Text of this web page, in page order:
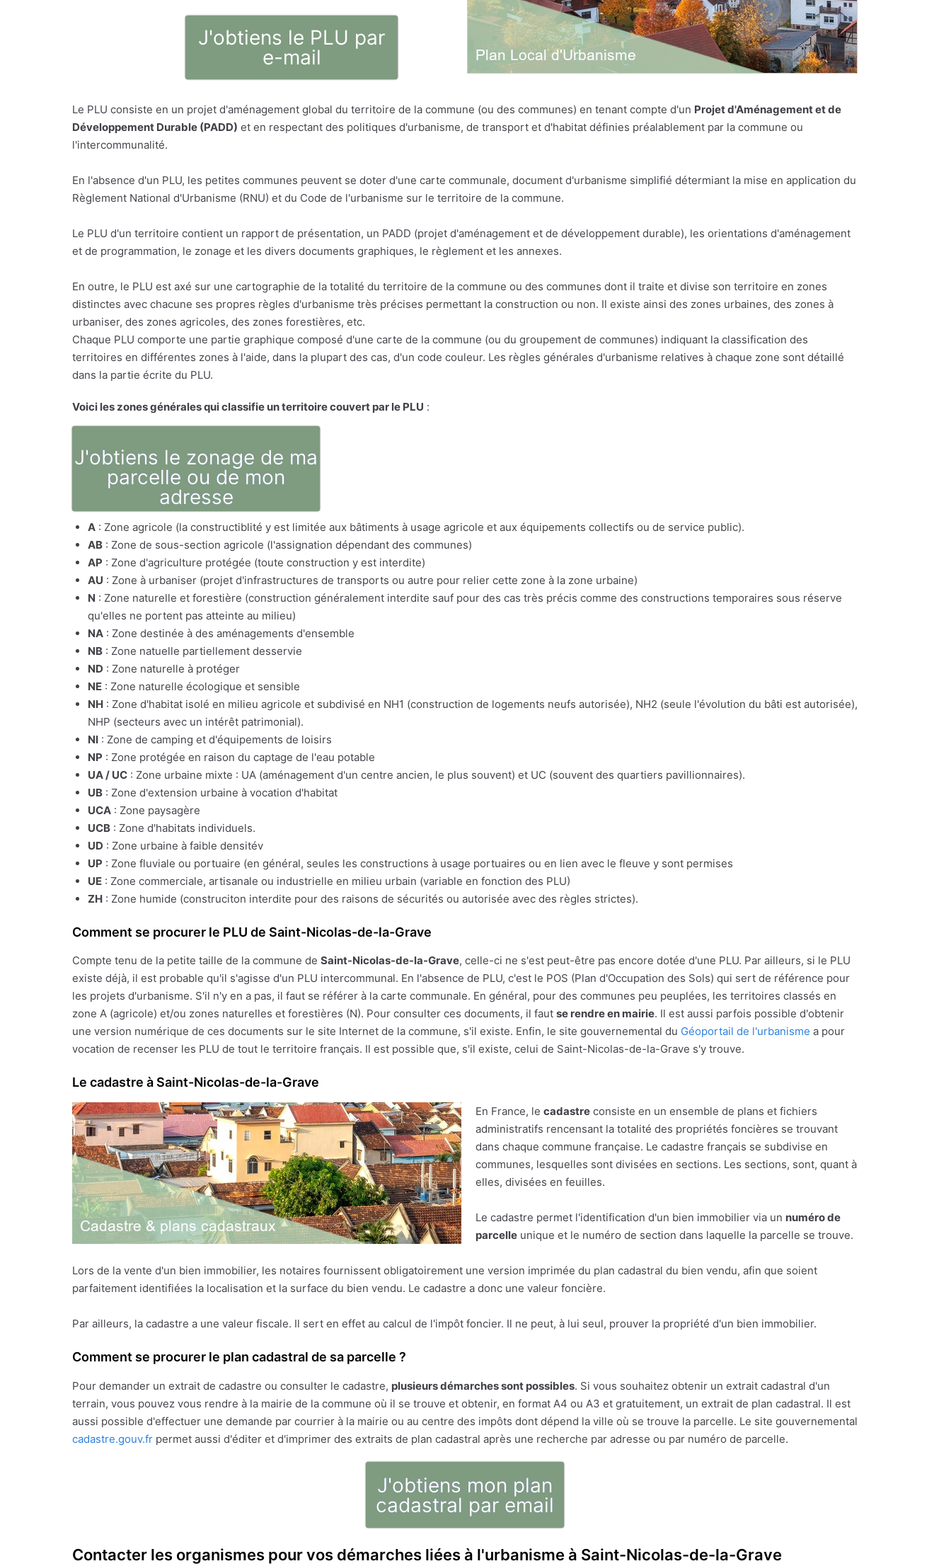
J'obtiens le PLU par
e-mail
Le PLU consiste en un projet d'aménagement global du territoire de la commune (ou des communes) en tenant compte d'un Projet d'Aménagement et de
Développement Durable (PADD) et en respectant des politiques d'urbanisme, de transport et d'habitat définies préalablement par la commune ou
l'intercommunalité.
En l'absence d'un PLU, les petites communes peuvent se doter d'une carte communale, document d'urbanisme simplifié détermiant la mise en application du
Règlement National d'Urbanisme (RNU) et du Code de l'urbanisme sur le territoire de la commune.
Le PLU d'un territoire contient un rapport de présentation, un PADD (projet d'aménagement et de développement durable), les orientations d'aménagement
et de programmation, le zonage et les divers documents graphiques, le règlement et les annexes.
En outre, le PLU est axé sur une cartographie de la totalité du territoire de la commune ou des communes dont il traite et divise son territoire en zones
distinctes avec chacune ses propres règles d'urbanisme très précises permettant la construction ou non. Il existe ainsi des zones urbaines, des zones à
urbaniser, des zones agricoles, des zones forestières, etc.
Chaque PLU comporte une partie graphique composé d'une carte de la commune (ou du groupement de communes) indiquant la classification des
territoires en différentes zones à l'aide, dans la plupart des cas, d'un code couleur. Les règles générales d'urbanisme relatives à chaque zone sont détaillé
dans la partie écrite du PLU.
Voici les zones générales qui classifie un territoire couvert par le PLU :
J'obtiens le zonage de ma
parcelle ou de mon
adresse
A : Zone agricole (la constructiblité y est limitée aux bâtiments à usage agricole et aux équipements collectifs ou de service public).
AB : Zone de sous-section agricole (l'assignation dépendant des communes)
AP : Zone d'agriculture protégée (toute construction y est interdite)
AU : Zone à urbaniser (projet d'infrastructures de transports ou autre pour relier cette zone à la zone urbaine)
N : Zone naturelle et forestière (construction généralement interdite sauf pour des cas très précis comme des constructions temporaires sous réserve
qu'elles ne portent pas atteinte au milieu)
NA : Zone destinée à des aménagements d'ensemble
NB : Zone natuelle partiellement desservie
ND : Zone naturelle à protéger
NE : Zone naturelle écologique et sensible
NH : Zone d'habitat isolé en milieu agricole et subdivisé en NH1 (construction de logements neufs autorisée), NH2 (seule l'évolution du bâti est autorisée),
NHP (secteurs avec un intérêt patrimonial).
NI : Zone de camping et d'équipements de loisirs
NP : Zone protégée en raison du captage de l'eau potable
UA / UC : Zone urbaine mixte : UA (aménagement d'un centre ancien, le plus souvent) et UC (souvent des quartiers pavillionnaires).
UB : Zone d'extension urbaine à vocation d'habitat
UCA : Zone paysagère
UCB : Zone d'habitats individuels.
UD : Zone urbaine à faible densitév
UP : Zone fluviale ou portuaire (en général, seules les constructions à usage portuaires ou en lien avec le fleuve y sont permises
UE : Zone commerciale, artisanale ou industrielle en milieu urbain (variable en fonction des PLU)
ZH : Zone humide (construciton interdite pour des raisons de sécurités ou autorisée avec des règles strictes).
Comment se procurer le PLU de Saint-Nicolas-de-la-Grave
Compte tenu de la petite taille de la commune de Saint-Nicolas-de-la-Grave, celle-ci ne s'est peut-être pas encore dotée d'une PLU. Par ailleurs, si le PLU
existe déjà, il est probable qu'il s'agisse d'un PLU intercommunal. En l'absence de PLU, c'est le POS (Plan d'Occupation des Sols) qui sert de référence pour
les projets d'urbanisme. S'il n'y en a pas, il faut se référer à la carte communale. En général, pour des communes peu peuplées, les territoires classés en
zone A (agricole) et/ou zones naturelles et forestières (N). Pour consulter ces documents, il faut se rendre en mairie. Il est aussi parfois possible d'obtenir
une version numérique de ces documents sur le site Internet de la commune, s'il existe. Enfin, le site gouvernemental du Géoportail de l'urbanisme a pour
vocation de recenser les PLU de tout le territoire français. Il est possible que, s'il existe, celui de Saint-Nicolas-de-la-Grave s'y trouve.
Le cadastre à Saint-Nicolas-de-la-Grave
En France, le cadastre consiste en un ensemble de plans et fichiers
administratifs rencensant la totalité des propriétés foncières se trouvant
dans chaque commune française. Le cadastre français se subdivise en
communes, lesquelles sont divisées en sections. Les sections, sont, quant à
elles, divisées en feuilles.
Le cadastre permet l'identification d'un bien immobilier via un numéro de
parcelle unique et le numéro de section dans laquelle la parcelle se trouve.
Lors de la vente d'un bien immobilier, les notaires fournissent obligatoirement une version imprimée du plan cadastral du bien vendu, afin que soient
parfaitement identifiées la localisation et la surface du bien vendu. Le cadastre a donc une valeur foncière.
Par ailleurs, la cadastre a une valeur fiscale. Il sert en effet au calcul de l'impôt foncier. Il ne peut, à lui seul, prouver la propriété d'un bien immobilier.
Comment se procurer le plan cadastral de sa parcelle ?
Pour demander un extrait de cadastre ou consulter le cadastre, plusieurs démarches sont possibles. Si vous souhaitez obtenir un extrait cadastral d'un
terrain, vous pouvez vous rendre à la mairie de la commune où il se trouve et obtenir, en format A4 ou A3 et gratuitement, un extrait de plan cadastral. Il est
aussi possible d'effectuer une demande par courrier à la mairie ou au centre des impôts dont dépend la ville où se trouve la parcelle. Le site gouvernemental
cadastre.gouv.fr permet aussi d'éditer et d'imprimer des extraits de plan cadastral après une recherche par adresse ou par numéro de parcelle.
J'obtiens mon plan
cadastral par email
Contacter les organismes pour vos démarches liées à l'urbanisme à Saint-Nicolas-de-la-Grave